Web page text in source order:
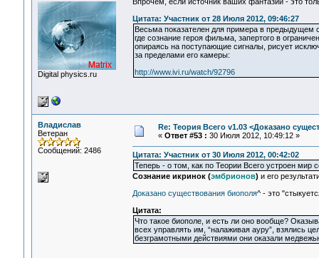
Digital physics.ru
Цитата: Участник от 28 Июля 2012, 09:46:27
Весьма показателен для примера в
где сознание героя фильма, запертого в
опираясь на поступающие сигналы, рисует
за пределами его камеры:
http://www.ivi.ru/watch/92796
Владислав
Ветеран
Сообщений: 2486
Re: Теория Всего v1.03 <Доказано
« Ответ #53 : 30 Июля 2012, 10:49:12 »
Цитата: Участник от 30 Июля 2012, 00:42:02
Теперь - о том, как по Теории Всего устроен мир
Сознание икринок (эмбрионов) и его
Доказано существования биополя^ - это
Цитата:
Что такое биополе, и есть ли оно вообще?
всех управлять им, “налаживая ауру”, взялись
безграмотными действиями они оказали